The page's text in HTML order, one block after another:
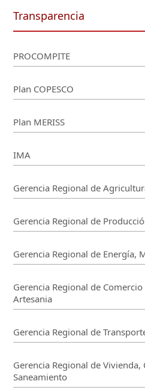
Transparencia
PROCOMPITE
Plan COPESCO
Plan MERISS
IMA
Gerencia Regional de
Gerencia Regional de
Gerencia Regional de Energía,
Gerencia Regional de
Artesania
Gerencia Regional de
Gerencia Regional de
Saneamiento